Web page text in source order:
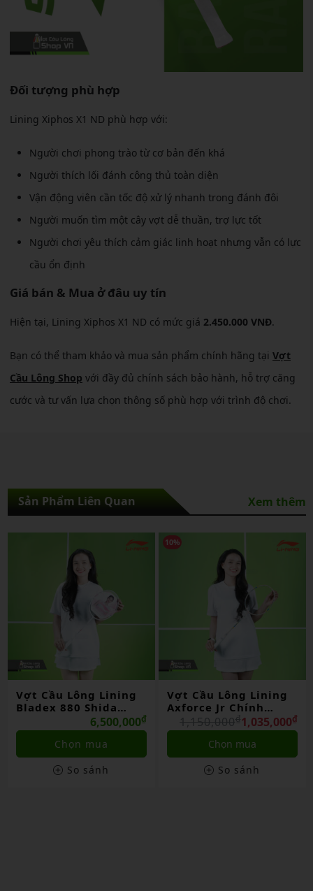
Đối tượng phù hợp
Lining Xiphos X1 ND phù hợp với:
Người chơi phong trào từ cơ bản đến khá
Người thích lối đánh công thủ toàn diện
Vận động viên cần tốc độ xử lý nhanh trong đánh đôi
Người muốn tìm một cây vợt dễ thuần, trợ lực tốt
Người chơi yêu thích cảm giác linh hoạt nhưng vẫn có lực
cầu ổn định
Giá bán & Mua ở đâu uy tín
Hiện tại, Lining Xiphos X1 ND có mức giá 2.450.000 VNĐ.
Bạn có thể tham khảo và mua sản phẩm chính hãng tại Vợt
Cầu Lông Shop với đầy đủ chính sách bảo hành, hỗ trợ căng
cước và tư vấn lựa chọn thông số phù hợp với trình độ chơi.
Sản Phẩm Liên Quan Xem thêm
Lining
Vợt Cầu Lông Lining
Axforce Jr Chính
Hãng
1,035,000₫
1,150,000₫
Vợt Cầu Lông
3d Calibar
Hãng
3,900,000₫